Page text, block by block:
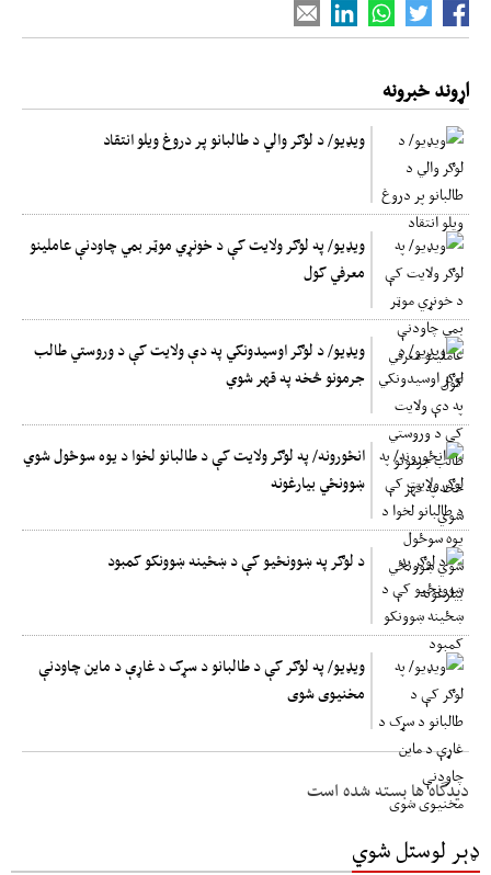
اړوند خبرونه
ویډیو/ د لوګر والي د طالبانو پر دروغ ویلو انتقاد
ویډیو/ په لوګر ولایت کې د خونړي موټر بمي چاودنې عاملینو
معرفي کول
ویډیو/ د لوګر اوسیدونکي په دې ولایت کې د وروستي طالب
جرمونو څخه په قهر شوي
انځورونه/ په لوګر ولایت کې د طالبانو لخوا د یوه سوځول شوي
ښوونځي بیارغونه
د لوګر په ښوونځیو کې د ښځینه ښوونکو کمبود
ویډیو/ په لوګر کې د طالبانو د سړک د غاړې د ماین چاودنې
مخنیوی شوی
دیدگاه ها بسته شده است
ډېر لوستل شوي